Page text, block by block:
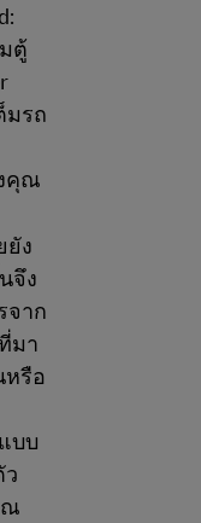
ตู้
มรถ
คุณ
ง
จึง
จาก
มา
หรือ
บบ
ว
ณ